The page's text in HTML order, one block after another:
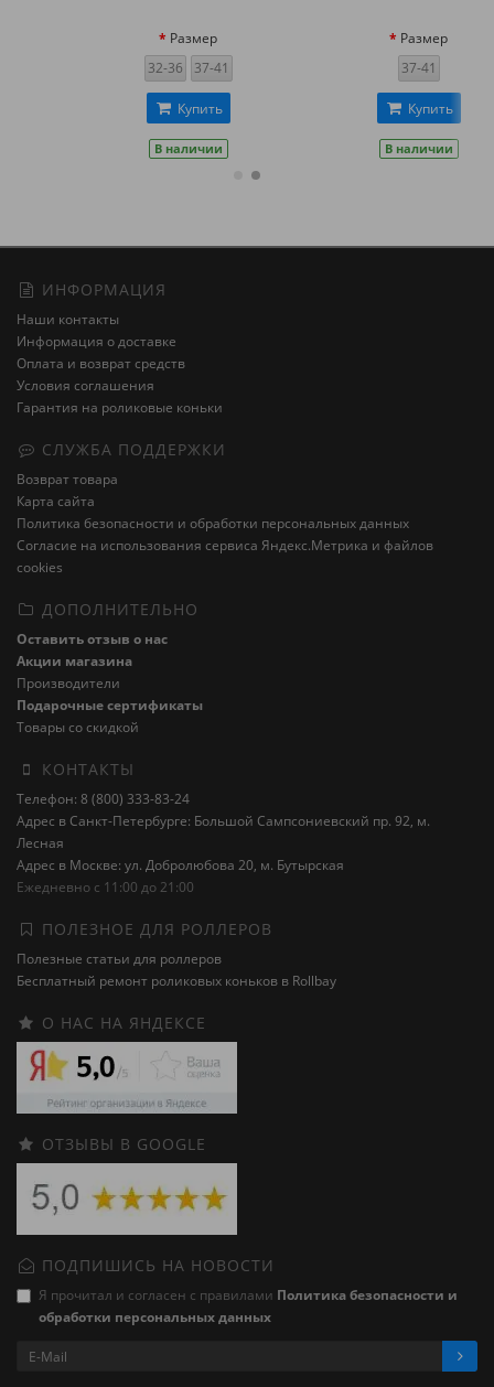
Размер
37-41
Купить
В наличии
Размер
Купить
В наличии
ИНФОРМАЦИЯ
Наши контакты
Информация о доставке
Оплата и возврат средств
Условия соглашения
Гарантия на роликовые коньки
СЛУЖБА ПОДДЕРЖКИ
Возврат товара
Карта сайта
Политика безопасности и обработки персональных данных
Cогласие на использования сервиса Яндекс.Метрика и файлов
cookies
ДОПОЛНИТЕЛЬНО
Оставить отзыв о нас
Акции магазина
Производители
Подарочные сертификаты
Товары со скидкой
КОНТАКТЫ
Телефон: 8 (800) 333-83-24
Адрес в Санкт-Петербурге: Большой Сампсониевский пр. 92, м.
Лесная
Адрес в Москве: ул. Добролюбова 20, м. Бутырская
Ежедневно с 11:00 до 21:00
ПОЛЕЗНОЕ ДЛЯ РОЛЛЕРОВ
Полезные статьи для роллеров
Бесплатный ремонт роликовых коньков в Rollbay
О НАС НА ЯНДЕКСЕ
ОТЗЫВЫ В GOOGLE
ПОДПИШИСЬ НА НОВОСТИ
Я прочитал и согласен с правилами Политика безопасности и
обработки персональных данных